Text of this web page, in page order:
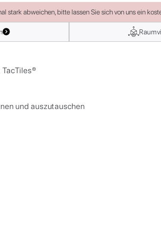
stark abweichen, bitte lassen Sie sich von uns ein
und auszutauschen